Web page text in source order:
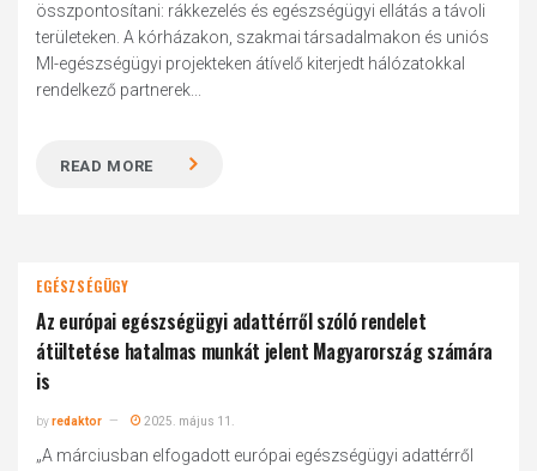
összpontosítani: rákkezelés és egészségügyi ellátás a távoli
területeken. A kórházakon, szakmai társadalmakon és uniós
MI-egészségügyi projekteken átívelő kiterjedt hálózatokkal
rendelkező partnerek...
READ MORE
EGÉSZSÉGÜGY
Az európai egészségügyi adattérről szóló rendelet
átültetése hatalmas munkát jelent Magyarország számára
is
byredaktor 2025. május 11.
„A márciusban elfogadott európai egészségügyi adattérről